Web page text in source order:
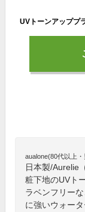
aualone(80代以上・
日本製/Aurelie
粧下地のUVト
ラベンフリー
に強いウォー